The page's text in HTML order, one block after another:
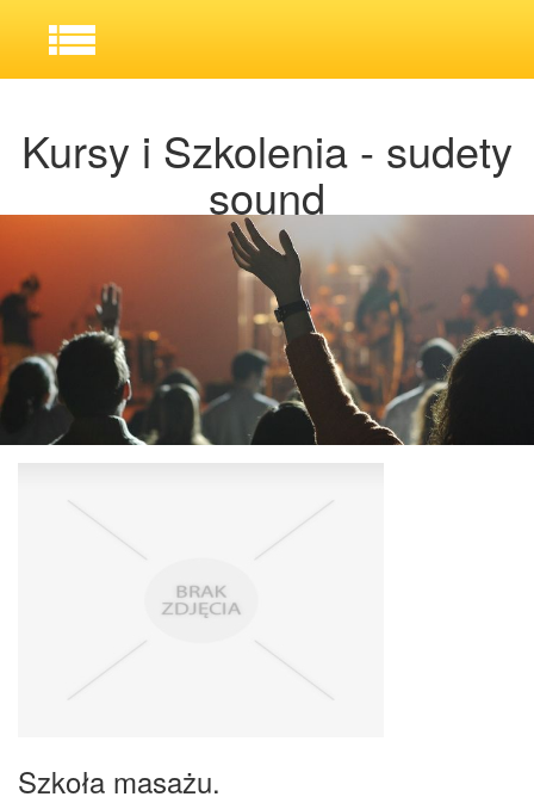
Kursy i Szkolenia - sudety
sound
Szkoła masażu.